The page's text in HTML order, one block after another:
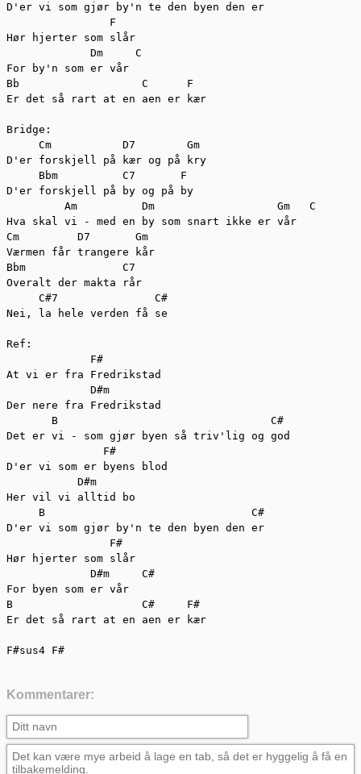
D'er vi som gjør by'n te den byen den er
                F
Hør hjerter som slår
             Dm     C
For by'n som er vår
Bb                   C      F
Er det så rart at en aen er kær
Bridge:
     Cm           D7        Gm
D'er forskjell på kær og på kry
     Bbm          C7       F
D'er forskjell på by og på by
         Am          Dm                   Gm   C
Hva skal vi - med en by som snart ikke er vår
Cm         D7       Gm
Værmen får trangere kår
Bbm               C7
Overalt der makta rår
     C#7               C#
Nei, la hele verden få se
Ref:
             F#
At vi er fra Fredrikstad
             D#m
Der nere fra Fredrikstad
       B                                 C#
Det er vi - som gjør byen så triv'lig og god
               F#
D'er vi som er byens blod
           D#m
Her vil vi alltid bo
     B                                C#
D'er vi som gjør by'n te den byen den er
                F#
Hør hjerter som slår
             D#m     C#
For byen som er vår
B                    C#     F#
Er det så rart at en aen er kær
F#sus4 F#
Kommentarer: